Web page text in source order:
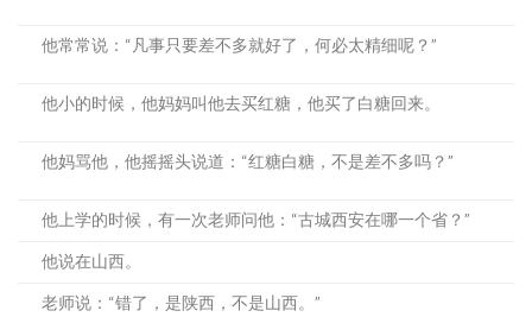
他常常说：“凡事只要差不多就好了，何必太精细呢？”
他小的时候，他妈妈叫他去买红糖，他买了白糖回来。
他妈骂他，他摇摇头说道：“红糖白糖，不是差不多吗？”
他上学的时候，有一次老师问他：“古城西安在哪一个省？”
他说在山西。
老师说：“错了，是陕西，不是山西。”